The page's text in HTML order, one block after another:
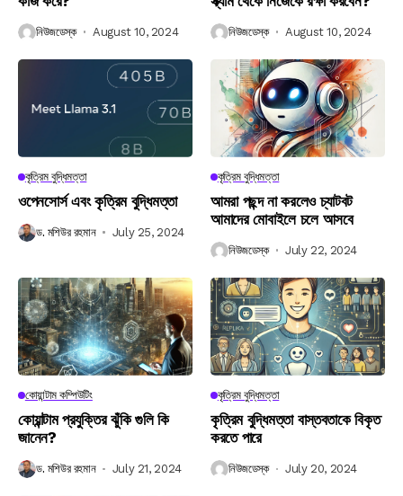
নিউজডেস্ক August 10, 2024 নিউজডেস্ক August 10, 2024
কৃত্রিম বুদ্ধিমত্তা
ওপেনসোর্স এবং কৃত্রিম বুদ্ধিমত্তা
ড. মশিউর রহমান July 25, 2024
কৃত্রিম বুদ্ধিমত্তা
আমরা পছন্দ না করলেও চ্যাটবট
আমাদের মোবাইলে চলে আসবে
নিউজডেস্ক July 22, 2024
কোয়ান্টাম কম্পিউটিং
কোয়ান্টাম প্রযুক্তির ঝুঁকি গুলি কি
জানেন?
ড. মশিউর রহমান July 21, 2024
কৃত্রিম বুদ্ধিমত্তা
কৃত্রিম বুদ্ধিমত্তা বাস্তবতাকে বিকৃত
করতে পারে
নিউজডেস্ক July 20, 2024